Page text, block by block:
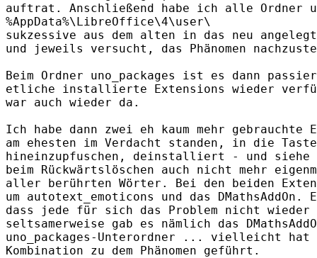
auftrat. Anschließend habe ich alle Ordner
%AppData%\LibreOffice\4\user\
sukzessive aus dem alten in das neu
und jeweils versucht, das Phänomen
Beim Ordner uno_packages ist es dann
etliche installierte Extensions wieder
war auch wieder da.
Ich habe dann zwei eh kaum mehr
am ehesten im Verdacht standen, in die
hineinzupfuschen, deinstalliert - und siehe
beim Rückwärtslöschen auch nicht mehr
aller berührten Wörter. Bei den beiden
um autotext_emoticons und das
dass jede für sich das Problem nicht
seltsamerweise gab es nämlich das
uno_packages-Unterordner ... vielleicht hat
Kombination zu dem Phänomen geführt.